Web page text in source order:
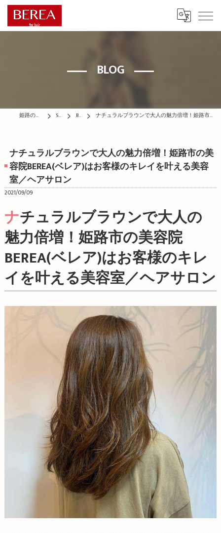
BLOG
姫路の美容院はBEREA STAFF BLOG ナチュラルブラウンで大人の魅力倍増！姫路市の美容院BEREA(ベレア)はお客様のキレイを叶える美容室／ヘアサロン
ナチュラルブラウンで大人の魅力倍増！姫路市の美
容院BEREA(ベレア)はお客様のキレイを叶える美容
室／ヘアサロン
2021/09/09
ナチュラルブラウンで大人の
魅力倍増！姫路市の美容院
BEREA(ベレア)はお客様のキレ
イを叶える美容室／ヘアサロン